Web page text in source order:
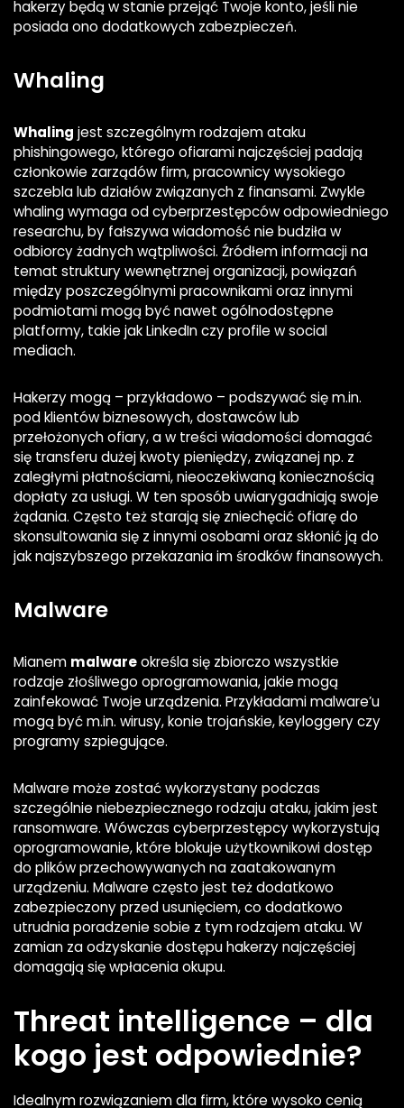
hakerzy będą w stanie przejąć Twoje konto, jeśli nie
posiada ono dodatkowych zabezpieczeń.
Whaling
Whaling jest szczególnym rodzajem ataku
phishingowego, którego ofiarami najczęściej padają
członkowie zarządów firm, pracownicy wysokiego
szczebla lub działów związanych z finansami. Zwykle
whaling wymaga od cyberprzestępców odpowiedniego
researchu, by fałszywa wiadomość nie budziła w
odbiorcy żadnych wątpliwości. Źródłem informacji na
temat struktury wewnętrznej organizacji, powiązań
między poszczególnymi pracownikami oraz innymi
podmiotami mogą być nawet ogólnodostępne
platformy, takie jak LinkedIn czy profile w social
mediach.
Hakerzy mogą – przykładowo – podszywać się m.in.
pod klientów biznesowych, dostawców lub
przełożonych ofiary, a w treści wiadomości domagać
się transferu dużej kwoty pieniędzy, związanej np. z
zaległymi płatnościami, nieoczekiwaną koniecznością
dopłaty za usługi. W ten sposób uwiarygadniają swoje
żądania. Często też starają się zniechęcić ofiarę do
skonsultowania się z innymi osobami oraz skłonić ją do
jak najszybszego przekazania im środków finansowych.
Malware
Mianem malwareokreśla się zbiorczo wszystkie
rodzaje złośliwego oprogramowania, jakie mogą
zainfekować Twoje urządzenia. Przykładami malware’u
mogą być m.in. wirusy, konie trojańskie, keyloggery czy
programy szpiegujące.
Malware może zostać wykorzystany podczas
szczególnie niebezpiecznego rodzaju ataku, jakim jest
ransomware. Wówczas cyberprzestępcy wykorzystują
oprogramowanie, które blokuje użytkownikowi dostęp
do plików przechowywanych na zaatakowanym
urządzeniu. Malware często jest też dodatkowo
zabezpieczony przed usunięciem, co dodatkowo
utrudnia poradzenie sobie z tym rodzajem ataku. W
zamian za odzyskanie dostępu hakerzy najczęściej
domagają się wpłacenia okupu.
Threat intelligence – dla
kogo jest odpowiednie?
Idealnym rozwiązaniem dla firm, które wysoko cenią